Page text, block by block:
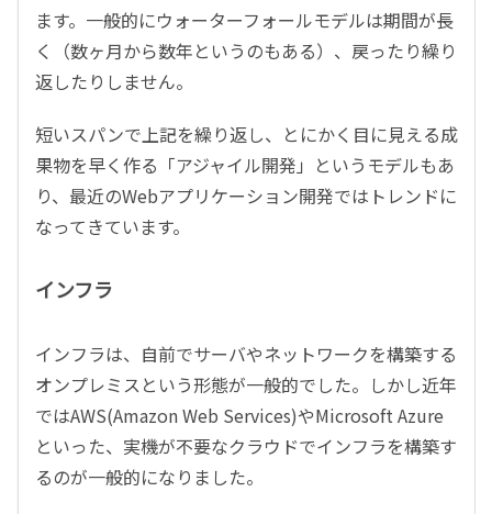
ます。一般的にウォーターフォールモデルは期間が長
く（数ヶ月から数年というのもある）、戻ったり繰り
返したりしません。
短いスパンで上記を繰り返し、とにかく目に見える成
果物を早く作る「アジャイル開発」というモデルもあ
り、最近のWebアプリケーション開発ではトレンドに
なってきています。
インフラ
インフラは、自前でサーバやネットワークを構築する
オンプレミスという形態が一般的でした。しかし近年
ではAWS(Amazon Web Services)やMicrosoft Azure
といった、実機が不要なクラウドでインフラを構築す
るのが一般的になりました。